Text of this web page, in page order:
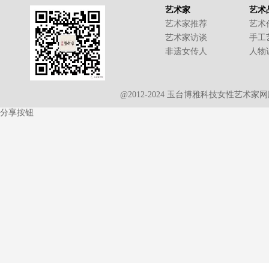
艺术家
艺术家推荐
艺术家访谈
非遗女传人
艺术
艺术
手工
人物
@2012-2024 玉台博雅科技女性艺术家
分享按钮